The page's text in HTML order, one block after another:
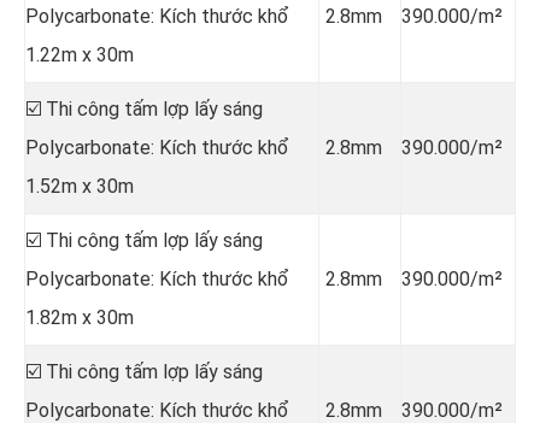
Polycarbonate: Kích thước khổ
1.22m x 30m
2.8mm 390.000/m²
☑️ Thi công tấm lợp lấy sáng
Polycarbonate: Kích thước khổ
1.52m x 30m
2.8mm 390.000/m²
☑️ Thi công tấm lợp lấy sáng
Polycarbonate: Kích thước khổ
1.82m x 30m
2.8mm 390.000/m²
☑️ Thi công tấm lợp lấy sáng
Polycarbonate: Kích thước khổ
2.8mm 390.000/m²